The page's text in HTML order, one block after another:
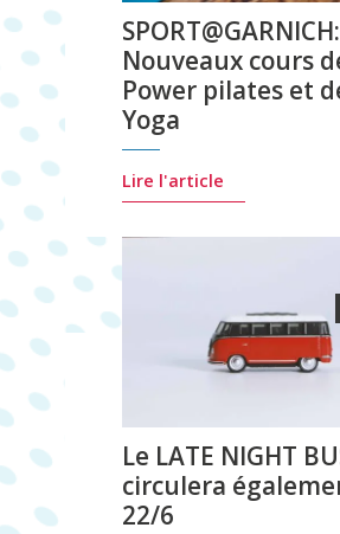
SPORT@GARNICH:
Nouveaux cours
Power pilates et
Yoga
Lire l'article
Le LATE NIGHT
circulera
22/6